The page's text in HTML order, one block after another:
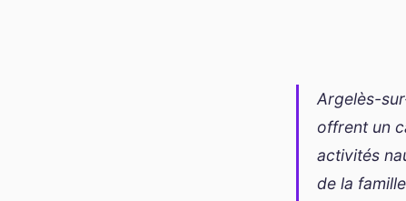
Argelès-
offrent un
activités
de la